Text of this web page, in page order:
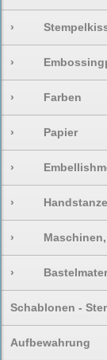
›
›
› Farben
› Papier
›
›
›
›
Schablonen -
Aufbewahrung